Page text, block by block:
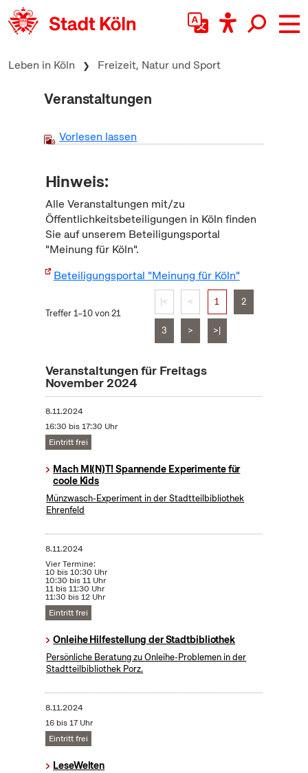
zum Inhalt springen
Leben in Köln Freizeit, Natur und Sport
Veranstaltungen
Vorlesen lassen
Hinweis:
Alle Veranstaltungen mit/zu
Öffentlichkeitsbeteiligungen in Köln finden
Sie auf unserem Beteiligungsportal
"Meinung für Köln".
Beteiligungsportal "Meinung für Köln"
Treffer 1–10 von 21
|< < 1 2
3 > >|
Veranstaltungen für Freitags
November 2024
8.11.2024
16:30 bis 17:30 Uhr
Eintritt frei
Mach MI(N)T! Spannende Experimente für
coole Kids
Münzwasch-Experiment in der Stadtteilbibliothek
Ehrenfeld
8.11.2024
Vier Termine:
10 bis 10:30 Uhr
10:30 bis 11 Uhr
11 bis 11:30 Uhr
11:30 bis 12 Uhr
Eintritt frei
Onleihe Hilfestellung der Stadtbibliothek
Persönliche Beratung zu Onleihe-Problemen in der
Stadtteilbibliothek Porz.
8.11.2024
16 bis 17 Uhr
Eintritt frei
LeseWelten